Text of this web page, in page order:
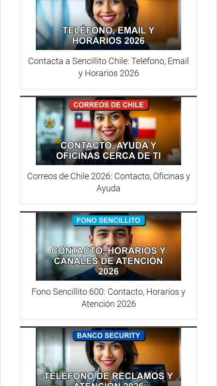
Contacta a Sencillito Chile: Teléfono, Email
y Horarios 2026
Correos de Chile 2026: Contacto, Oficinas y
Ayuda
Fono Sencillito 600: Contacto, Horarios y
Atención 2026